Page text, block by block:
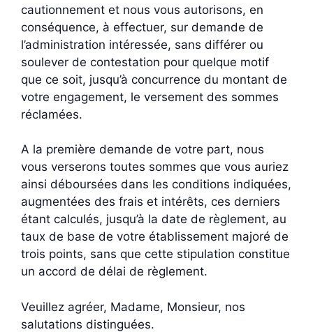
cautionnement et nous vous autorisons, en
conséquence, à effectuer, sur demande de
l’administration intéressée, sans différer ou
soulever de contestation pour quelque motif
que ce soit, jusqu’à concurrence du montant de
votre engagement, le versement des sommes
réclamées.
A la première demande de votre part, nous
vous verserons toutes sommes que vous auriez
ainsi déboursées dans les conditions indiquées,
augmentées des frais et intérêts, ces derniers
étant calculés, jusqu’à la date de règlement, au
taux de base de votre établissement majoré de
trois points, sans que cette stipulation constitue
un accord de délai de règlement.
Veuillez agréer, Madame, Monsieur, nos
salutations distinguées.